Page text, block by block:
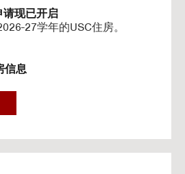
现已开启
27学年的USC住房。
信息
将在(UHR)住房续约程序中可